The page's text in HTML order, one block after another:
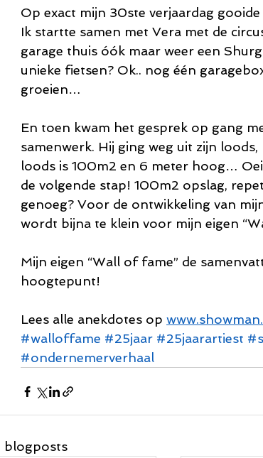
Op exact mijn 30ste verjaardag
Ik startte samen met Vera met de
garage thuis óók maar weer een
unieke fietsen? Ok.. nog één
groeien…
En toen kwam het gesprek op gang
samenwerk. Hij ging weg uit zijn
loods is 100m2 en 6 meter hoog…
de volgende stap! 100m2 opslag,
genoeg? Voor de ontwikkeling van
wordt bijna te klein voor mijn eigen
Mijn eigen “Wall of fame” de
hoogtepunt!
Lees alle anekdotes op
#walloffame #25jaar #25jaarartiest
#ondernemerverhaal
blogposts